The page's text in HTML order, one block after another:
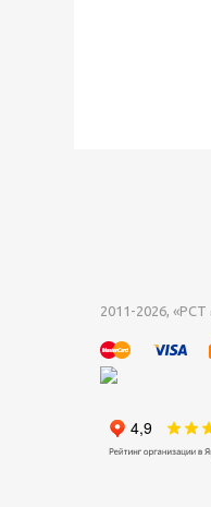
2011-2026,